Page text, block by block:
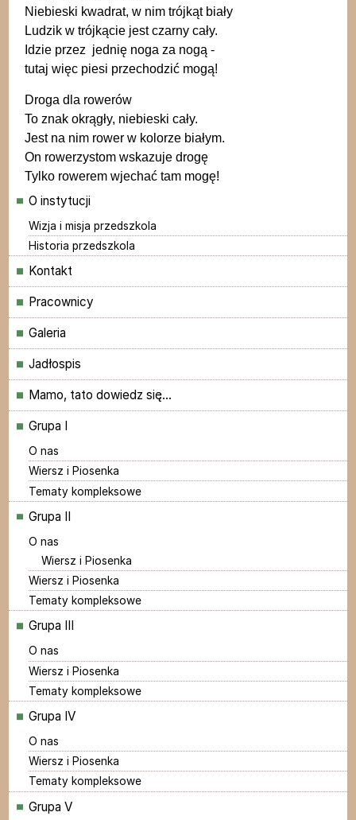
Niebieski kwadrat, w nim trójkąt biały
Ludzik w trójkącie jest czarny cały.
Idzie przez jednię noga za nogą -
tutaj więc piesi przechodzić mogą!
Droga dla rowerów
To znak okrągły, niebieski cały.
Jest na nim rower w kolorze białym.
On rowerzystom wskazuje drogę
Tylko rowerem wjechać tam mogę!
Menu główne
O instytucji
Wizja i misja przedszkola
Historia przedszkola
Kontakt
Pracownicy
Galeria
Jadłospis
Mamo, tato dowiedz się...
Grupa I
O nas
Wiersz i Piosenka
Tematy kompleksowe
Grupa II
O nas
Wiersz i Piosenka
Wiersz i Piosenka
Tematy kompleksowe
Grupa III
O nas
Wiersz i Piosenka
Tematy kompleksowe
Grupa IV
O nas
Wiersz i Piosenka
Tematy kompleksowe
Grupa V